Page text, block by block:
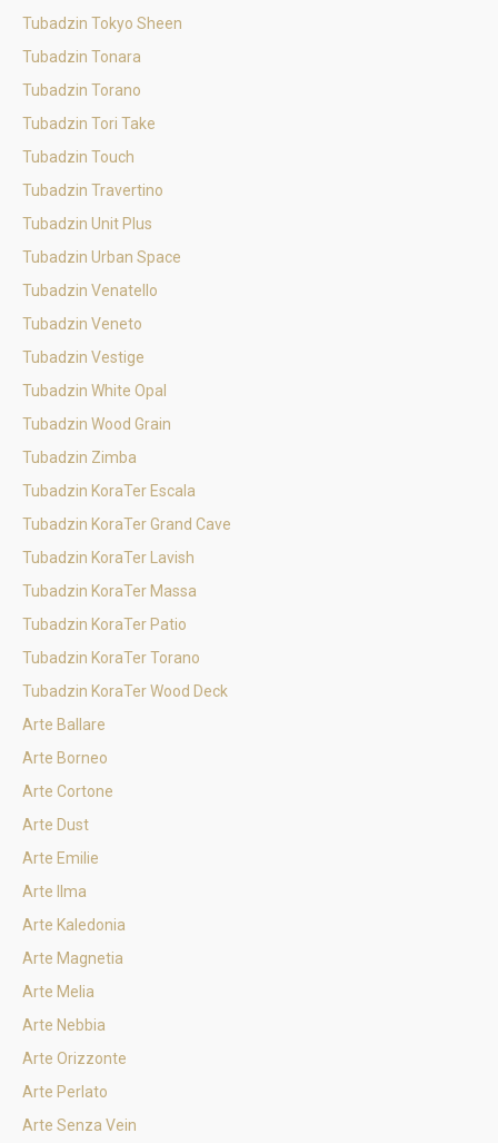
Tubadzin Tokyo Sheen
Tubadzin Tonara
Tubadzin Torano
Tubadzin Tori Take
Tubadzin Touch
Tubadzin Travertino
Tubadzin Unit Plus
Tubadzin Urban Space
Tubadzin Venatello
Tubadzin Veneto
Tubadzin Vestige
Tubadzin White Opal
Tubadzin Wood Grain
Tubadzin Zimba
Tubadzin KoraTer Escala
Tubadzin KoraTer Grand Cave
Tubadzin KoraTer Lavish
Tubadzin KoraTer Massa
Tubadzin KoraTer Patio
Tubadzin KoraTer Torano
Tubadzin KoraTer Wood Deck
Arte Ballare
Arte Borneo
Arte Cortone
Arte Dust
Arte Emilie
Arte Ilma
Arte Kaledonia
Arte Magnetia
Arte Melia
Arte Nebbia
Arte Orizzonte
Arte Perlato
Arte Senza Vein